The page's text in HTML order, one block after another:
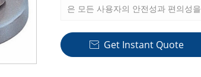
은 모든 사용자의 안전성과 편의성
 Get Instant Quote